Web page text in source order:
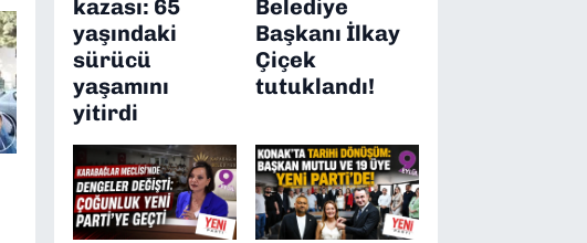
kazası: 65
yaşındaki
sürücü
yaşamını
yitirdi
Belediye
Başkanı İlkay
Çiçek
tutuklandı!